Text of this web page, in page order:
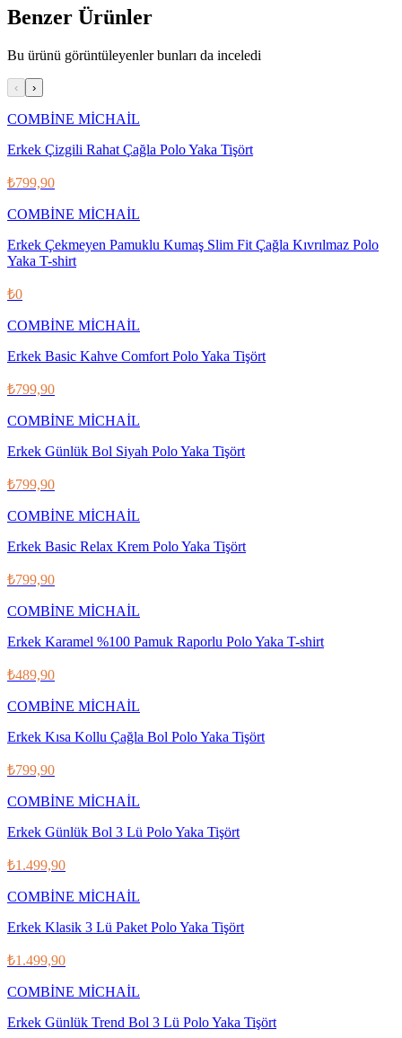
Benzer Ürünler
Bu ürünü görüntüleyenler bunları da inceledi
‹ ›
COMBİNE MİCHAİL
Erkek Çizgili Rahat Çağla Polo Yaka Tişört
₺799,90
COMBİNE MİCHAİL
Erkek Çekmeyen Pamuklu Kumaş Slim Fit Çağla Kıvrılmaz Polo
Yaka T-shirt
₺0
COMBİNE MİCHAİL
Erkek Basic Kahve Comfort Polo Yaka Tişört
₺799,90
COMBİNE MİCHAİL
Erkek Günlük Bol Siyah Polo Yaka Tişört
₺799,90
COMBİNE MİCHAİL
Erkek Basic Relax Krem Polo Yaka Tişört
₺799,90
COMBİNE MİCHAİL
Erkek Karamel %100 Pamuk Raporlu Polo Yaka T-shirt
₺489,90
COMBİNE MİCHAİL
Erkek Kısa Kollu Çağla Bol Polo Yaka Tişört
₺799,90
COMBİNE MİCHAİL
Erkek Günlük Bol 3 Lü Polo Yaka Tişört
₺1.499,90
COMBİNE MİCHAİL
Erkek Klasik 3 Lü Paket Polo Yaka Tişört
₺1.499,90
COMBİNE MİCHAİL
Erkek Günlük Trend Bol 3 Lü Polo Yaka Tişört